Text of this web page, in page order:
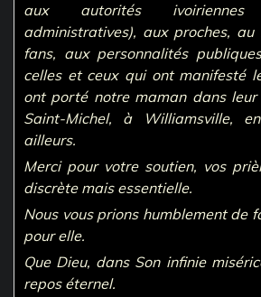
aux autorités
administratives), aux proches,
fans, aux personnalités
celles et ceux qui ont manifesté
ont porté notre maman dans
Saint-Michel, à Williamsville,
ailleurs.
Merci pour votre soutien, vos
discrète mais essentielle.
Nous vous prions humblement de
pour elle.
Que Dieu, dans Son infinie
repos éternel.